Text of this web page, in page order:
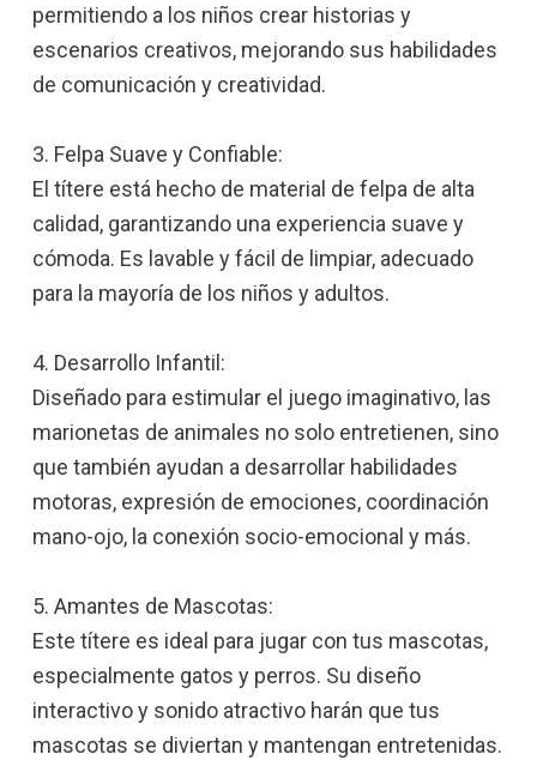
permitiendo a los niños crear historias y
escenarios creativos, mejorando sus habilidades
de comunicación y creatividad.
3. Felpa Suave y Confiable:
El títere está hecho de material de felpa de alta
calidad, garantizando una experiencia suave y
cómoda. Es lavable y fácil de limpiar, adecuado
para la mayoría de los niños y adultos.
4. Desarrollo Infantil:
Diseñado para estimular el juego imaginativo, las
marionetas de animales no solo entretienen, sino
que también ayudan a desarrollar habilidades
motoras, expresión de emociones, coordinación
mano-ojo, la conexión socio-emocional y más.
5. Amantes de Mascotas:
Este títere es ideal para jugar con tus mascotas,
especialmente gatos y perros. Su diseño
interactivo y sonido atractivo harán que tus
mascotas se diviertan y mantengan entretenidas.